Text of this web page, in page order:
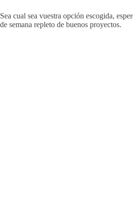
Sea cual sea vuestra opción escogida,
de semana repleto de buenos proyectos.